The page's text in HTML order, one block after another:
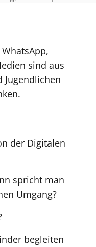
sind aus
Jugendlichen
der Digitalen
spricht man
Umgang?
begleiten